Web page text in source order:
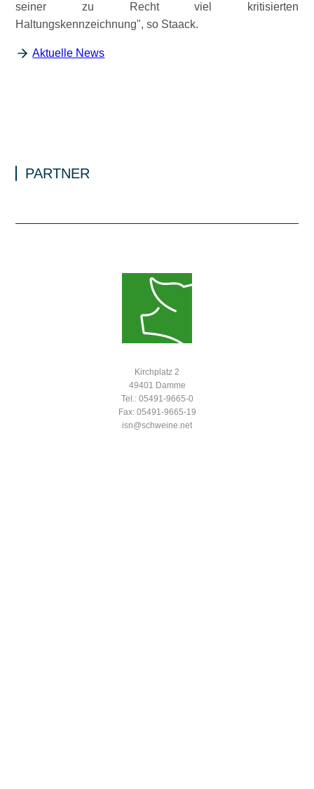
seiner zu Recht viel kritisierten
Haltungskennzeichnung , so Staack.
Aktuelle News
PARTNER
Kirchplatz 2
49401 Damme
Tel.: 05491-9665-0
Fax: 05491-9665-19
isn@schweine.net